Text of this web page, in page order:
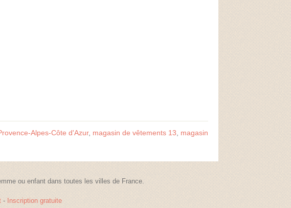
Alpes-Côte d'Azur, magasin de vêtements 13
magasin
ou enfant dans toutes les villes de France.
- Inscription gratuite